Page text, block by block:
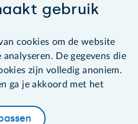
gebruik
cookies om de website
De gegevens die
zijn volledig anoniem.
ga je akkoord met het